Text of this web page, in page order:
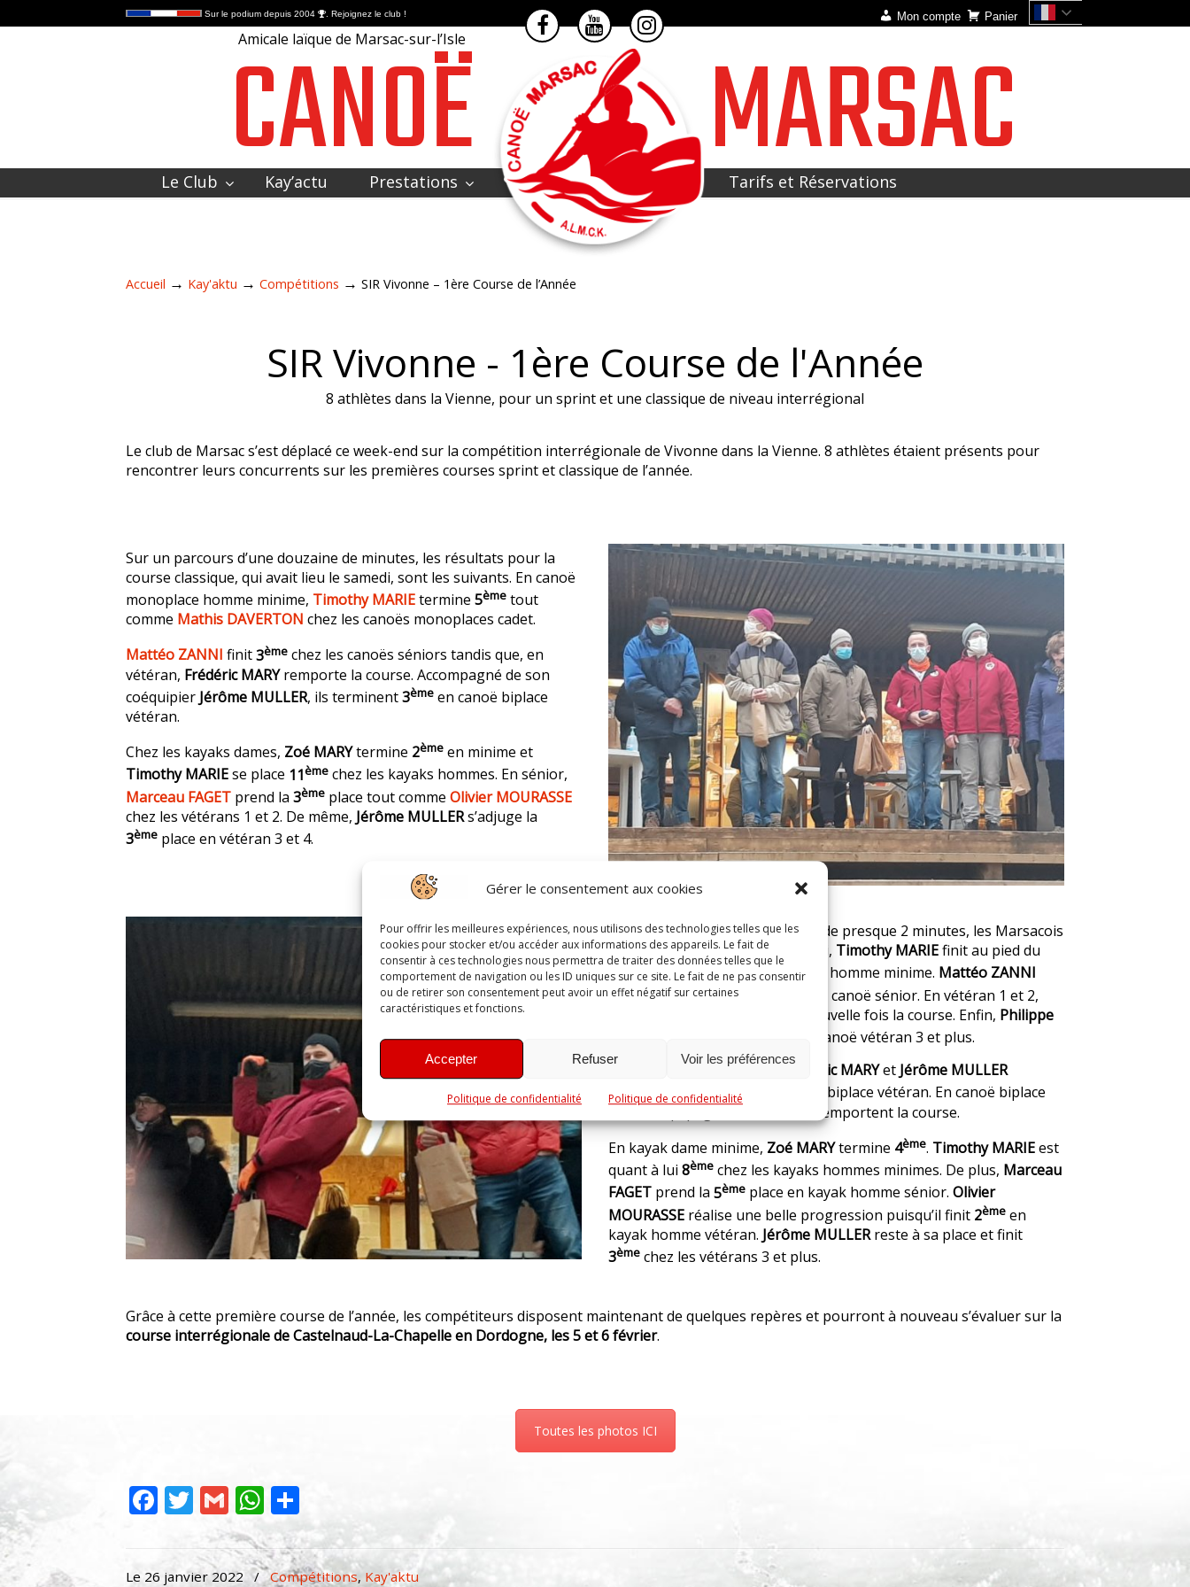
Gérer le consentement aux cookies
Pour offrir les meilleures expériences, nous utilisons des technologies telles que les
cookies pour stocker et/ou accéder aux informations des appareils. Le fait de
consentir à ces technologies nous permettra de traiter des données telles que le
comportement de navigation ou les ID uniques sur ce site. Le fait de ne pas consentir
ou de retirer son consentement peut avoir un effet négatif sur certaines
caractéristiques et fonctions.
Accepter Refuser Voir les préférences
Politique de confidentialité Politique de confidentialité
Sur le podium depuis 2004 . Rejoignez le club ! Mon compte Panier
Amicale laïque de Marsac-sur-l’Isle
CANOË MARSAC
Le Club Kay’actu Prestations
Tarifs et Réservations
Accueil → Kay'aktu → Compétitions → SIR Vivonne – 1ère Course de l’Année
SIR Vivonne - 1ère Course de l'Année
8 athlètes dans la Vienne, pour un sprint et une classique de niveau interrégional
Le club de Marsac s’est déplacé ce week-end sur la compétition interrégionale de Vivonne dans la Vienne. 8 athlètes étaient présents pour
rencontrer leurs concurrents sur les premières courses sprint et classique de l’année.
Sur un parcours d’une douzaine de minutes, les résultats pour la
course classique, qui avait lieu le samedi, sont les suivants. En canoë
monoplace homme minime, Timothy MARIEtermine 5ème tout
comme Mathis DAVERTON chez les canoës monoplaces cadet.
Mattéo ZANNI finit3ème chez les canoës séniors tandis que, en
vétéran, Frédéric MARYremporte la course. Accompagné de son
coéquipier Jérôme MULLER, ils terminent3ème en canoë biplace
vétéran.
Chez les kayaks dames, Zoé MARYtermine 2ème en minime et
Timothy MARIEse place 11ème chez les kayaks hommes. En sénior,
Marceau FAGET prend la 3ème place tout comme Olivier MOURASSE
chez les vétérans 1 et 2. De même, Jérôme MULLERs’adjuge la
3ème place en vétéran 3 et 4.
Le dimanche, sur un sprint long de presque 2 minutes, les Marsacois
ont obtenu de belles places. Ainsi, Timothy MARIEfinit au pied du
podium, à la4èmeplace en canoë homme minime. Mattéo ZANNI
finit quant à lui à la3
place en canoë sénior. En vétéran 1 et 2,
remporte une nouvelle fois la course. Enfin, Philippe
place en canoë vétéran 3 et plus.
Tout comme en classique,Frédéric MARYet Jérôme MULLER
prennent la3
place en canoë biplace vétéran. En canoë biplace
mixte, l’équipageForcet/Forcet
remportent la course.
En kayak dame minime, Zoé MARYtermine 4ème. Timothy MARIEest
quant à lui 8ème chez les kayaks hommes minimes. De plus, Marceau
FAGET prend la 5ème place en kayak homme sénior. Olivier
MOURASSE réalise une belle progression puisqu’il finit 2ème en
kayak homme vétéran. Jérôme MULLERreste à sa place et finit
3ème chez les vétérans 3 et plus.
Grâce à cette première course de l’année, les compétiteurs disposent maintenant de quelques repères et pourront à nouveau s’évaluer sur la
course interrégionale de Castelnaud-La-Chapelle en Dordogne, les 5 et 6 février.
Toutes les photos ICI
Facebook
Twitter
GmailWhatsApp
Le 26 janvier 2022 / Compétitions, Kay'aktu